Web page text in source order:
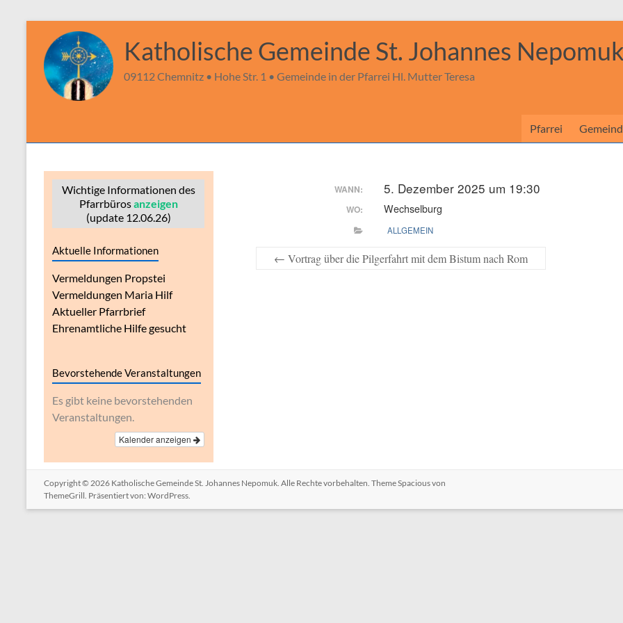
Inhalt
springen
Katholische Gemeinde St. Johannes Nepomuk
09112 Chemnitz • Hohe Str. 1 • Gemeinde in der Pfarrei Hl. Mutter Teresa
Pfarrei
WANN: 5. Dezember 2025 um 19:30
WO: Wechselburg
ALLGEMEIN
← Vortrag über die Pilgerfahrt mit dem Bistum nach Rom
Wichtige Informationen des
Pfarrbürosanzeigen
(update 12.06.26)
Aktuelle Informationen
Vermeldungen Propstei
Vermeldungen Maria Hilf
Aktueller Pfarrbrief
Ehrenamtliche Hilfe gesucht
Bevorstehende Veranstaltungen
Es gibt keine bevorstehenden
Veranstaltungen.
Kalender anzeigen
Copyright © 2026 Katholische Gemeinde St. Johannes Nepomuk. Alle Rechte vorbehalten. ThemeSpaciousvon
ThemeGrill. Präsentiert von: WordPress.